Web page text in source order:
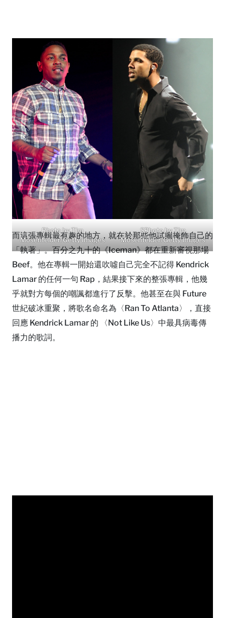
Photo by Tim
Mosenfelder/Getty Images
SPhoto by Tim
Mosenfelder/Getty Images
而這張專輯最有趣的地方，就在於那些他試圖掩飾自己的
「執著」。百分之九十的《Iceman》都在重新審視那場
Beef。他在專輯一開始還吹噓自己完全不記得 Kendrick
Lamar 的任何一句 Rap，結果接下來的整張專輯，他幾
乎就對方每個的嘲諷都進行了反擊。他甚至在與 Future
世紀破冰重聚，將歌名命名為〈Ran To Atlanta〉，直接
回應 Kendrick Lamar 的 〈Not Like Us〉中最具病毒傳
播力的歌詞。